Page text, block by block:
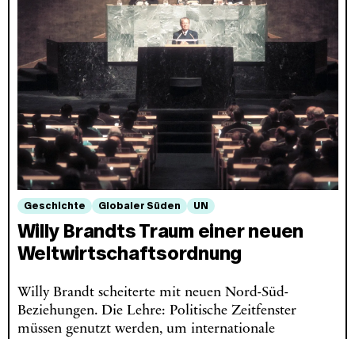
Geschichte Globaler Süden UN
Willy Brandts Traum einer neuen
Weltwirtschaftsordnung
Willy Brandt scheiterte mit neuen Nord-Süd-
Beziehungen. Die Lehre: Politische Zeitfenster
müssen genutzt werden, um internationale